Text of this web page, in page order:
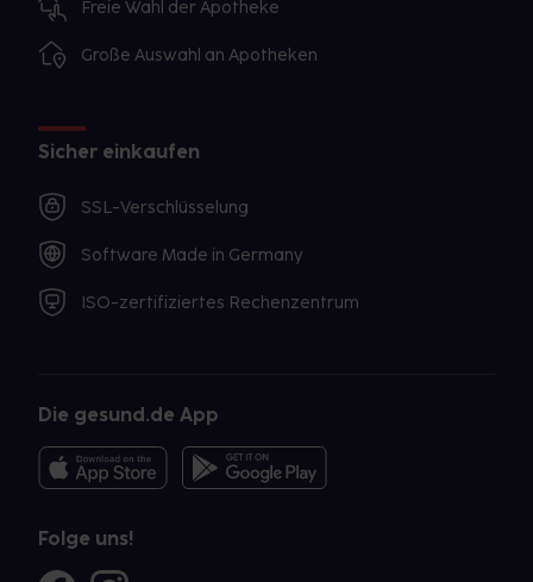
Freie Wahl der Apotheke
Große Auswahl an Apotheken
Sicher einkaufen
SSL-Verschlüsselung
Software Made in Germany
ISO-zertifiziertes Rechenzentrum
Die gesund.de App
Folge uns!